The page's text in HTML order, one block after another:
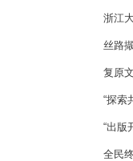
浙江
丝路
复原
“探索
“出版
全民